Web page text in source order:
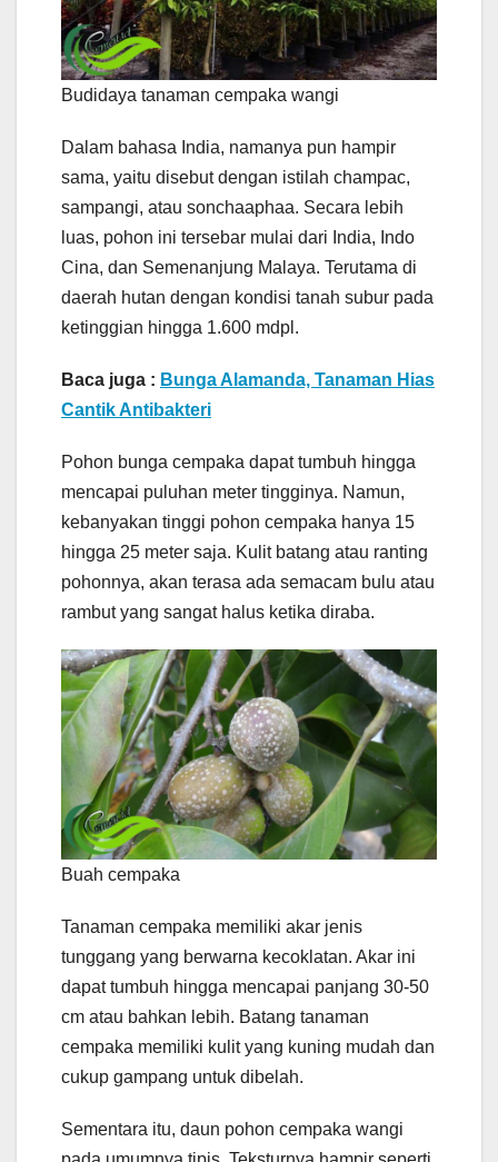
Budidaya tanaman cempaka wangi
Dalam bahasa India, namanya pun hampir
sama, yaitu disebut dengan istilah champac,
sampangi, atau sonchaaphaa. Secara lebih
luas, pohon ini tersebar mulai dari India, Indo
Cina, dan Semenanjung Malaya. Terutama di
daerah hutan dengan kondisi tanah subur pada
ketinggian hingga 1.600 mdpl.
Baca juga : Bunga Alamanda, Tanaman Hias
Cantik Antibakteri
Pohon bunga cempaka dapat tumbuh hingga
mencapai puluhan meter tingginya. Namun,
kebanyakan tinggi pohon cempaka hanya 15
hingga 25 meter saja. Kulit batang atau ranting
pohonnya, akan terasa ada semacam bulu atau
rambut yang sangat halus ketika diraba.
Buah cempaka
Tanaman cempaka memiliki akar jenis
tunggang yang berwarna kecoklatan. Akar ini
dapat tumbuh hingga mencapai panjang 30-50
cm atau bahkan lebih. Batang tanaman
cempaka memiliki kulit yang kuning mudah dan
cukup gampang untuk dibelah.
Sementara itu, daun pohon cempaka wangi